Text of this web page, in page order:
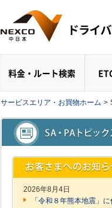
料金・ルート検索
サービスエリア・お買物ホーム >
2026年8月4日
「令和８年熊本地震」